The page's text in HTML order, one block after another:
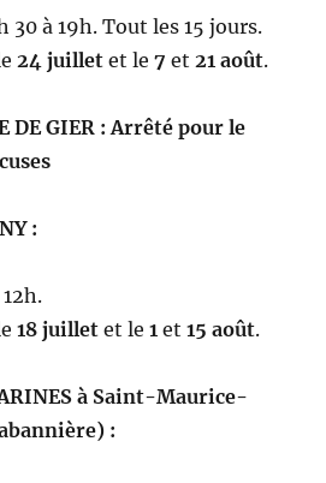
30 à 19h. Tout les 15 jours.
24 juilletet le7et 21 août.
DE GIER : Arrêté pour le
:
18 juilletet le 1 et15août.
à Saint-Maurice-
: